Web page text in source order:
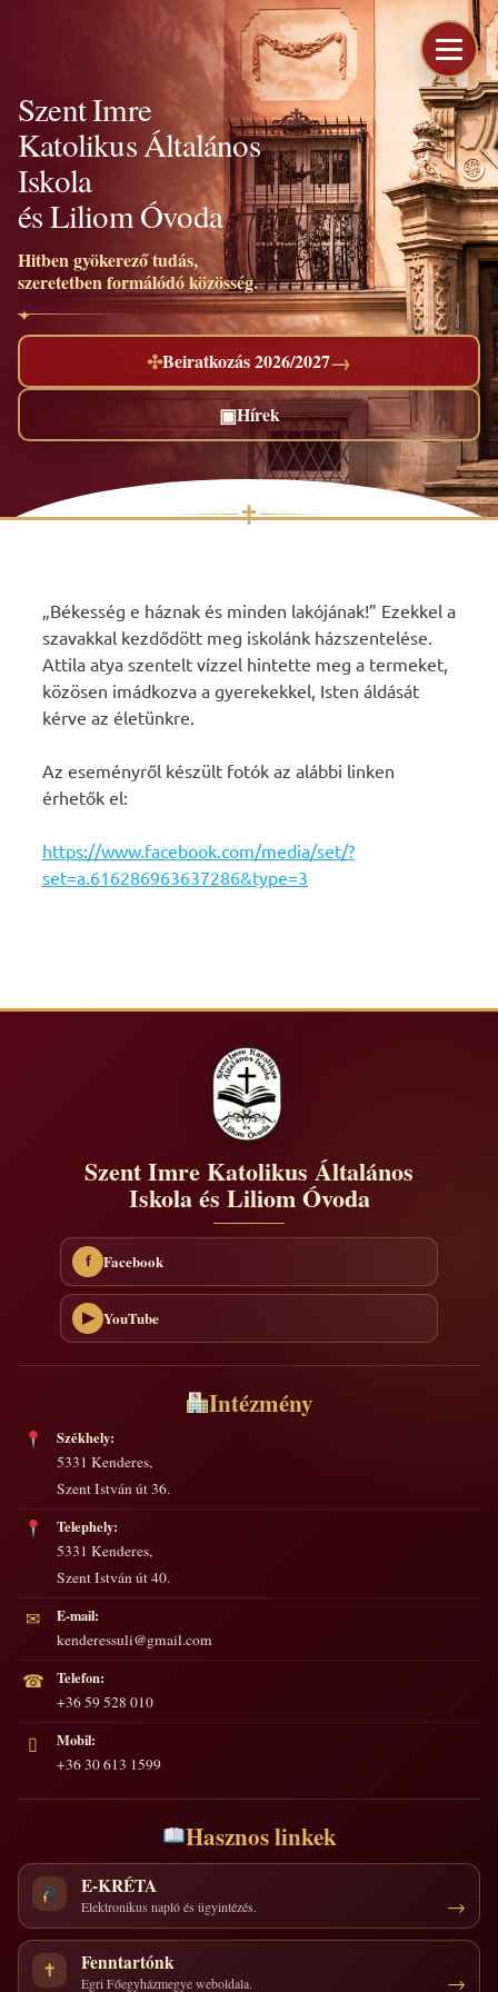
Szent Imre
Katolikus Általános
Iskola
és Liliom Óvoda
Hitben gyökerező tudás,
szeretetben formálódó közösség.
✣Beiratkozás 2026/2027→
▣Hírek
✝
„Békesség e háznak és minden lakójának!” Ezekkel a
szavakkal kezdődött meg iskolánk házszentelése.
Attila atya szentelt vízzel hintette meg a termeket,
közösen imádkozva a gyerekekkel, Isten áldását
kérve az életünkre.
Az eseményről készült fotók az alábbi linken
érhetők el:
https://www.facebook.com/media/set/?
set=a.616286963637286&type=3
Szent Imre Katolikus Általános
Iskola és Liliom Óvoda
f Facebook
▶ YouTube
Intézmény
Székhely:
5331 Kenderes,
Szent István út 36.
Telephely:
5331 Kenderes,
Szent István út 40.
✉
E-mail:
kenderessuli@gmail.com
☎
Telefon:
+36 59 528 010
▯
Mobil:
+36 30 613 1599
Hasznos linkek
E-KRÉTA
Elektronikus napló és ügyintézés.
✝ Fenntartónk
Egri Főegyházmegye weboldala.